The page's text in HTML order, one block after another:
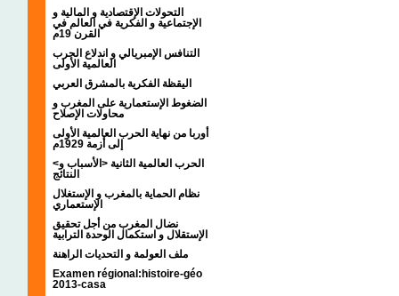
التحولات الإقتصادية و المالية و
الإجتماعية و الفكرية في العالم في
القرن 19م
التنافس الإمبريالي و اندلاع الحرب
العالمية الأولى
اليقظة الفكرية بالمشرق العربي
الضغوط الإستعمارية على المغرب و
محاولات الإصلاح
أوربا من نهاية الحرب العالمية الأولى
إلى أزمة 1929م
<الحرب العالمية الثانية <الأسباب و
النتائج
نظام الحماية بالمغرب و الإستغلال
الإستعماري
نضال المغرب من أجل تحقيق
الإستقلال و استكمال الوحدة الترابية
ملف العولمة و التحديات الراهنة
Examen régional:histoire-géo
2013-casa